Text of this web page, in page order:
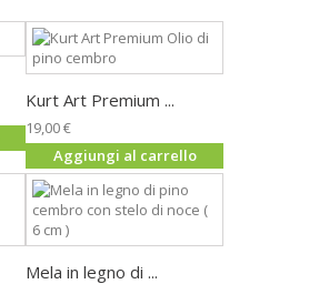
Kurt Art Premium ...
19,00 €
Aggiungi al carrello
Mela in legno di ...